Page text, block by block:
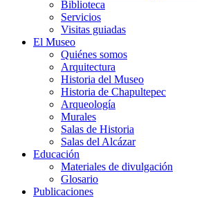
Biblioteca
Servicios
Visitas guiadas
El Museo
Quiénes somos
Arquitectura
Historia del Museo
Historia de Chapultepec
Arqueología
Murales
Salas de Historia
Salas del Alcázar
Educación
Materiales de divulgación
Glosario
Publicaciones